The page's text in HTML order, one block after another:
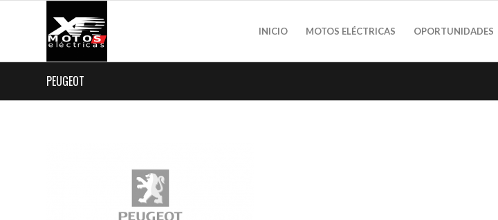
INICIO MOTOS ELÉCTRICAS OPORTUNIDADES
PEUGEOT